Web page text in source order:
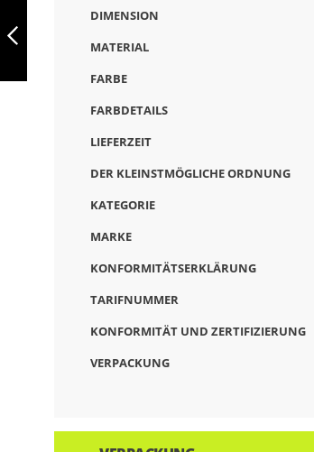
EDELSTAHLFLASCHE
METALLIC-FINISH
DIMENSION
MATERIAL
FARBE
FARBDETAILS
LIEFERZEIT
DER KLEINSTMÖGLICHE ORDNUNG
KATEGORIE
MARKE
KONFORMITÄTSERKLÄRUNG
TARIFNUMMER
KONFORMITÄT UND ZERTIFIZIERUNG
VERPACKUNG